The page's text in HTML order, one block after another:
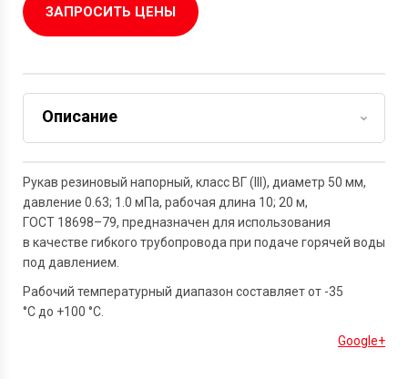
ЗАПРОСИТЬ ЦЕНЫ
Описание
Задать вопрос
Рукав резиновый напорный, класс ВГ (III), диаметр 50 мм,
давление 0.63; 1.0 мПа, рабочая длина 10; 20 м,
ГОСТ 18698–79, предназначен для использования
в качестве гибкого трубопровода при подаче горячей воды
под давлением.
Рабочий температурный диапазон составляет от -35
°С до +100 °С.
Google+